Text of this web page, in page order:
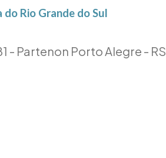
Rio Grande do Sul
- Partenon Porto Alegre - RS